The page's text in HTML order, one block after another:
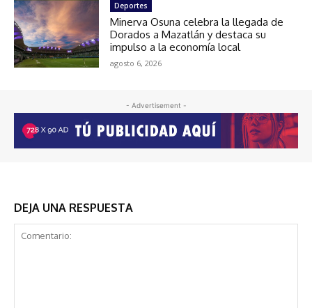
Deportes
Minerva Osuna celebra la llegada de
Dorados a Mazatlán y destaca su
impulso a la economía local
agosto 6, 2026
- Advertisement -
DEJA UNA RESPUESTA